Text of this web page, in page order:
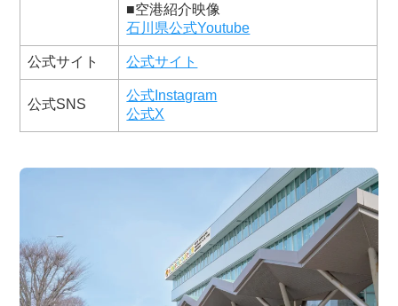
■空港紹介映像
石川県公式Youtube
公式サイト 公式サイト
公式SNS
公式Instagram
公式X